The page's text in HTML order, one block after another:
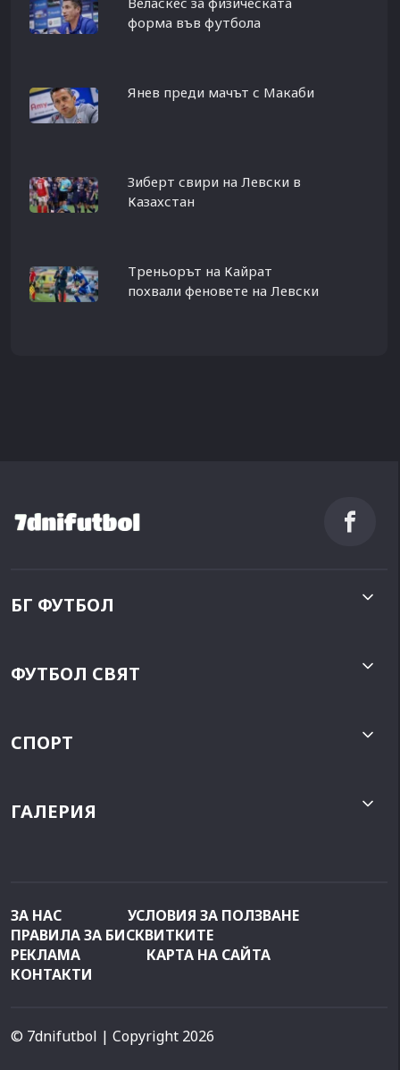
форма във футбола
Янев преди мачът с Макаби
Зиберт свири на Левски в
Казахстан
Треньорът на Кайрат
похвали феновете на Левски
БГ ФУТБОЛ
ФУТБОЛ СВЯТ
СПОРТ
ГАЛЕРИЯ
ЗА НАС
УСЛОВИЯ ЗА ПОЛЗВАНЕ
ПРАВИЛА ЗА БИСКВИТКИТЕ
РЕКЛАМА
КАРТА НА САЙТА
КОНТАКТИ
© 7dnifutbol | Copyright 2026